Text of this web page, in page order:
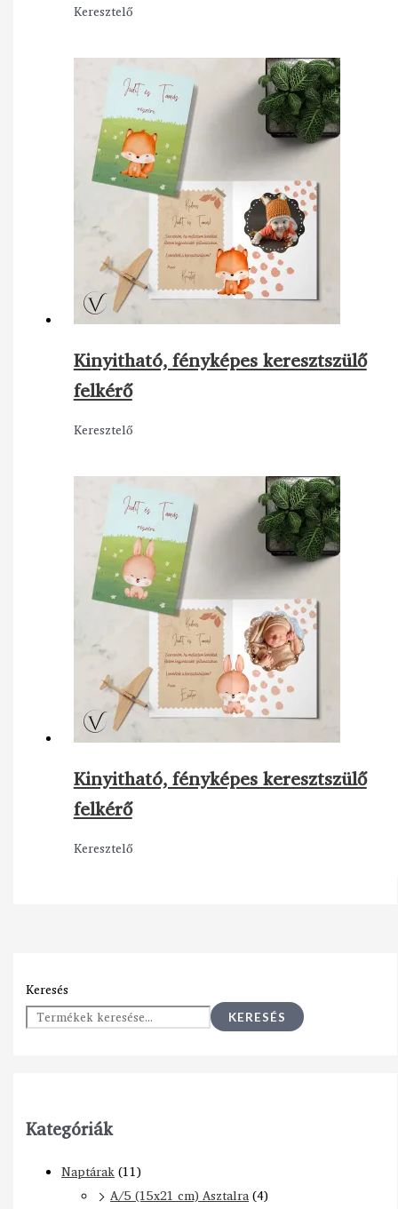
Keresés
KERESÉS
Kategóriák
Naptárak(11)
A/5 (15x21 cm) Asztalra(4)
Keresztelő
Kinyitható, fényképes keresztszülő
felkérő
Keresztelő
Kinyitható, fényképes keresztszülő
felkérő
Keresztelő